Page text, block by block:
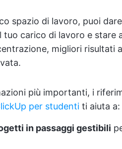
spazio di lavoro, puoi
carico di lavoro e stare
migliori risultati
più importanti, i
per studenti ti aiuta a:
in passaggi gestibili